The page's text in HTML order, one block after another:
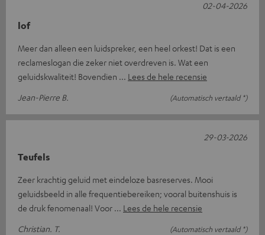
lof
Meer dan alleen een luidspreker, een heel orkest! Dat is een
reclameslogan die zeker niet overdreven is. Wat een
geluidskwaliteit! Bovendien
Lees de hele recensie
Jean-Pierre B.
(Automatisch vertaald *)
02-04-2026
Teufels
Zeer krachtig geluid met eindeloze basreserves. Mooi
geluidsbeeld in alle frequentiebereiken; vooral buitenshuis is
de druk fenomenaal! Voor
Lees de hele recensie
Christian. T.
(Automatisch vertaald *)
29-03-2026